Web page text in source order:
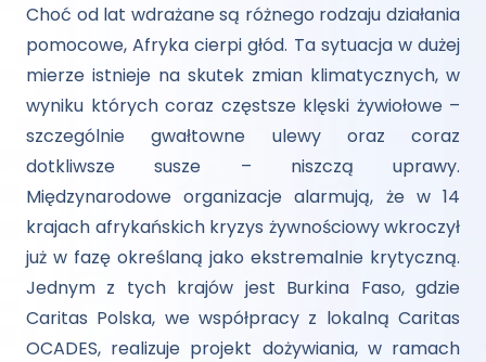
Choć od lat wdrażane są różnego rodzaju działania
pomocowe, Afryka cierpi głód. Ta sytuacja w dużej
mierze istnieje na skutek zmian klimatycznych, w
wyniku których coraz częstsze klęski żywiołowe –
szczególnie gwałtowne ulewy oraz coraz
dotkliwsze susze – niszczą uprawy.
Międzynarodowe organizacje alarmują, że w 14
krajach afrykańskich kryzys żywnościowy wkroczył
już w fazę określaną jako ekstremalnie krytyczną.
Jednym z tych krajów jest Burkina Faso, gdzie
Caritas Polska, we współpracy z lokalną Caritas
OCADES, realizuje projekt dożywiania, w ramach